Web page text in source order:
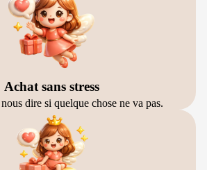
Achat sans stress
dire si quelque chose ne va pas.